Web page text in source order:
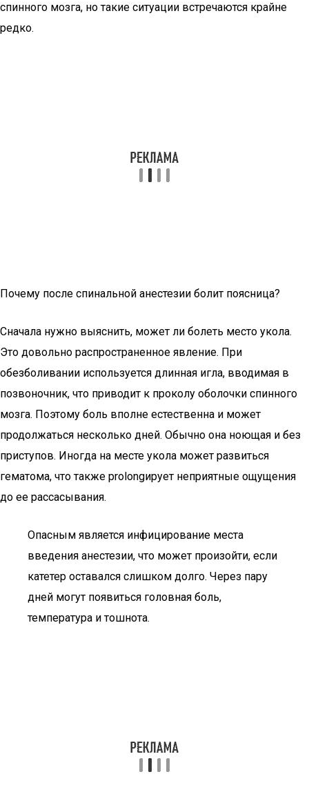
спинного мозга, но такие ситуации встречаются крайне
редко.
Почему после спинальной анестезии болит поясница?
Сначала нужно выяснить, может ли болеть место укола.
Это довольно распространенное явление. При
обезболивании используется длинная игла, вводимая в
позвоночник, что приводит к проколу оболочки спинного
мозга. Поэтому боль вполне естественна и может
продолжаться несколько дней. Обычно она ноющая и без
приступов. Иногда на месте укола может развиться
гематома, что также prolongирует неприятные ощущения
до ее рассасывания.
Опасным является инфицирование места
введения анестезии, что может произойти, если
катетер оставался слишком долго. Через пару
дней могут появиться головная боль,
температура и тошнота.